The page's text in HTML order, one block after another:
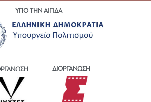
ΥΠΟ ΤΗΝ ΑΙΓΙΔΑ
ΔΙΟΡΓΑΝΩΣΗ